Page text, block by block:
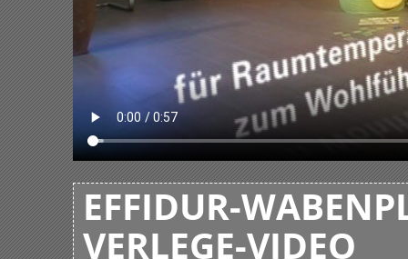
EFFIDUR-
VERLEGE-VIDEO